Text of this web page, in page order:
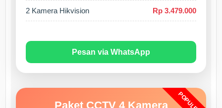
2 Kamera Hikvision Rp 3.479.000
Pesan via WhatsApp
Paket CCTV 4 Kamera